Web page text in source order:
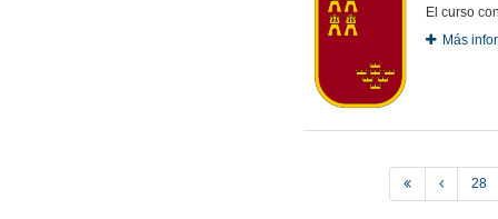
El curso
Más
28